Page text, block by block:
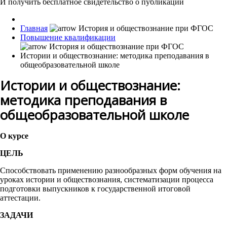
Главная
Повышение квалификации
Истории и обществознание: методика преподавания в
общеобразовательной школе
Истории и обществознание:
методика преподавания в
общеобразовательной школе
О курсе
ЦЕЛЬ
Способствовать применению разнообразных форм обучения на
уроках истории и обществознания, систематизации процесса
подготовки выпускников к государственной итоговой
аттестации.
ЗАДАЧИ